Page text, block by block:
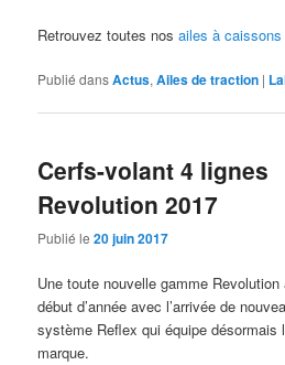
Retrouvez toutes nosailes à caissons
Publié dansActus,Ailes de traction |
Cerfs-volant 4 lignes
Revolution 2017
Publié le20 juin 2017
Une toute nouvelle gamme
début d’année avec l’arrivée de
système Reflex qui équipe désormais
marque.